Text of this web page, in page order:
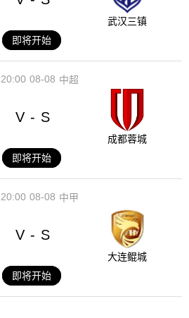
武汉三镇
即将开始
08-08
20:00 中超
V - S
成都蓉城
即将开始
08-08
20:00 中甲
V - S
大连鲲城
即将开始